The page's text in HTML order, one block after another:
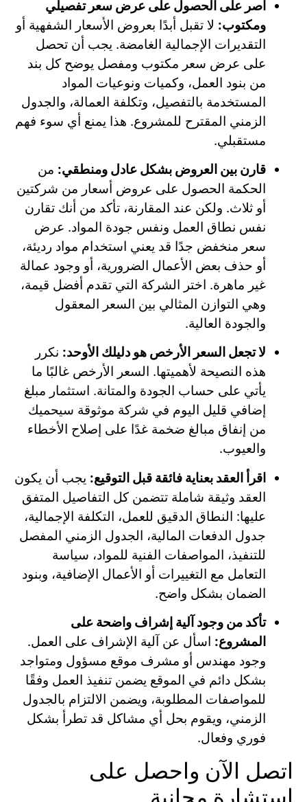
اصر على الحصول على عرض سعر تفصيلي
ومكتوب: لا تقبل أبدًا بعروض الأسعار الشفهية أو
التقديرات الإجمالية الغامضة. يجب أن تحصل
على عرض سعر مكتوب ومفصل يوضح كل بند
من بنود العمل، وكميات ونوعيات المواد
المستخدمة بالتفصيل، وتكلفة العمالة، والجدول
الزمني المقترح للمشروع. هذا يمنع أي سوء فهم
مستقبلي.
قارن بين العروض بشكل عادل ومنطقي: من
الحكمة الحصول على عروض أسعار من شركتين
أو ثلاث. ولكن عند المقارنة، تأكد من أنك تقارن
نفس نطاق العمل ونفس جودة المواد. عرض
سعر منخفض جدًا قد يعني استخدام مواد رديئة،
أو حذف بعض الأعمال الضرورية، أو وجود عمالة
غير ماهرة. اختر الشركة التي تقدم أفضل قيمة،
وهي التوازن المثالي بين السعر المعقول
والجودة العالية.
لا تجعل السعر الأرخص هو دليلك الأوحد: نكرر
هذه النصيحة لأهميتها. السعر الأرخص غالبًا ما
يأتي على حساب الجودة والمتانة. استثمار مبلغ
إضافي قليل اليوم في شركة موثوقة سيحميك
من إنفاق مبالغ ضخمة غدًا على إصلاح الأخطاء
والعيوب.
اقرأ العقد بعناية فائقة قبل التوقيع: يجب أن يكون
العقد وثيقة شاملة تتضمن كل التفاصيل المتفق
عليها: النطاق الدقيق للعمل، التكلفة الإجمالية،
جدول الدفعات المالية، الجدول الزمني المفصل
للتنفيذ، المواصفات الفنية للمواد، سياسة
التعامل مع التغييرات أو الأعمال الإضافية، وبنود
الضمان بشكل واضح.
تأكد من وجود آلية إشراف واضحة على
المشروع: اسأل عن آلية الإشراف على العمل.
وجود مهندس أو مشرف موقع مسؤول ومتواجد
بشكل دائم في الموقع يضمن تنفيذ العمل وفقًا
للمواصفات المطلوبة، ويضمن الالتزام بالجدول
الزمني، ويقوم بحل أي مشاكل قد تطرأ بشكل
فوري وفعال.
اتصل الآن واحصل على
استشارة مجانية